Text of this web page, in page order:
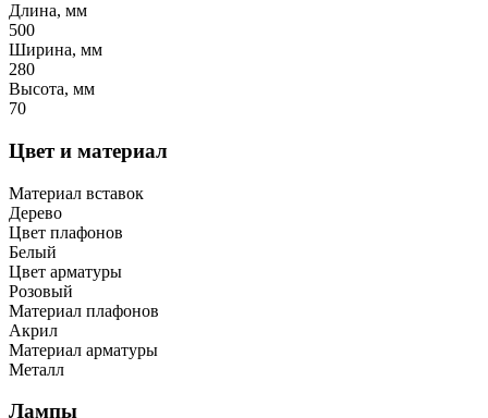
Длина, мм
500
Ширина, мм
280
Высота, мм
70
Цвет и материал
Материал вставок
Дерево
Цвет плафонов
Белый
Цвет арматуры
Розовый
Материал плафонов
Акрил
Материал арматуры
Металл
Лампы